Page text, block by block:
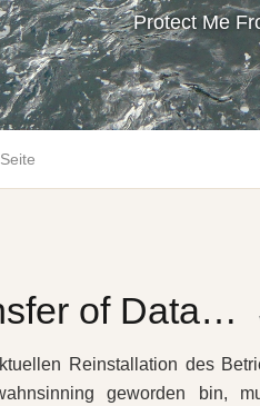
Protect Me
of Data…
Reinstallation des
geworden bin,